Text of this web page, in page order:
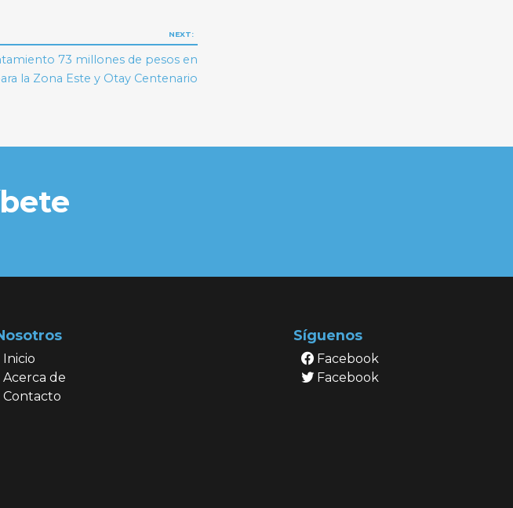
NEXT:
73 millones de pesos en
la Zona Este y Otay Centenario
Inicio
Acerca de
Contacto
Síguenos
Facebook
Facebook